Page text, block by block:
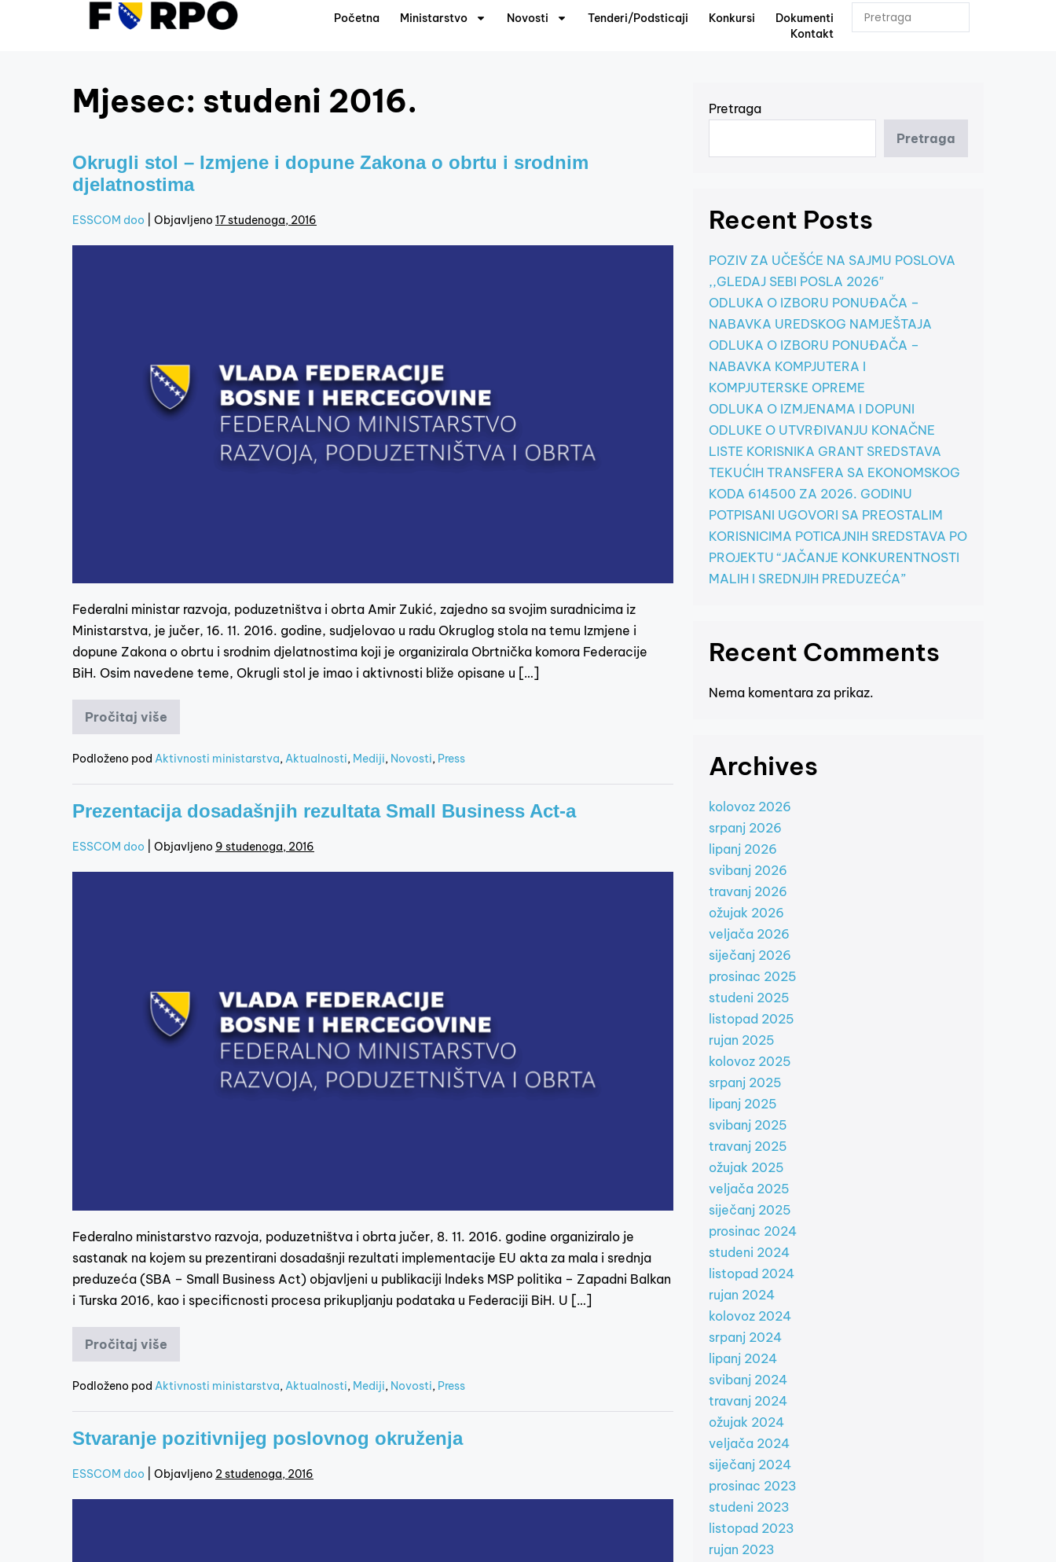
Početna Ministarstvo Novosti Tenderi/Podsticaji Konkursi
Dokumenti
Kontakt
Mjesec: studeni 2016.
Okrugli stol – Izmjene i dopune Zakona o obrtu i srodnim
djelatnostima
ESSCOM doo Objavljeno 17 studenoga, 2016
Federalni ministar razvoja, poduzetništva i obrta Amir Zukić, zajedno sa svojim suradnicima iz
Ministarstva, je jučer, 16. 11. 2016. godine, sudjelovao u radu Okruglog stola na temu Izmjene i
dopune Zakona o obrtu i srodnim djelatnostima koji je organizirala Obrtnička komora Federacije
BiH. Osim navedene teme, Okrugli stol je imao i aktivnosti bliže opisane u […]
Pročitaj više
Podloženo pod Aktivnosti ministarstva,Aktualnosti, Mediji, Novosti, Press
Prezentacija dosadašnjih rezultata Small Business Act-a
ESSCOM doo Objavljeno 9 studenoga, 2016
Federalno ministarstvo razvoja, poduzetništva i obrta jučer, 8. 11. 2016. godine organiziralo je
sastanak na kojem su prezentirani dosadašnji rezultati implementacije EU akta za mala i srednja
preduzeća (SBA – Small Business Act) objavljeni u publikaciji lndeks MSP politika – Zapadni Balkan
i Turska 2016, kao i specificnosti procesa prikupljanju podataka u Federaciji BiH. U […]
Pročitaj više
Podloženo pod Aktivnosti ministarstva, Aktualnosti, Mediji, Novosti, Press
Stvaranje pozitivnijeg poslovnog okruženja
ESSCOM doo Objavljeno 2 studenoga, 2016
Pretraga
Pretraga
Recent Posts
POZIV ZA UČEŠĆE NA SAJMU POSLOVA
,,GLEDAJ SEBI POSLA 2026″
ODLUKA O IZBORU PONUĐAČA –
NABAVKA UREDSKOG NAMJEŠTAJA
ODLUKA O IZBORU PONUĐAČA –
NABAVKA KOMPJUTERA I
KOMPJUTERSKE OPREME
ODLUKA O IZMJENAMA I DOPUNI
ODLUKE O UTVRĐIVANJU KONAČNE
LISTE KORISNIKA GRANT SREDSTAVA
TEKUĆIH TRANSFERA SA EKONOMSKOG
KODA 614500 ZA 2026. GODINU
POTPISANI UGOVORI SA PREOSTALIM
KORISNICIMA POTICAJNIH SREDSTAVA PO
PROJEKTU “JAČANJE KONKURENTNOSTI
MALIH I SREDNJIH PREDUZEĆA”
Recent Comments
Nema komentara za prikaz.
Archives
kolovoz 2026
srpanj 2026
lipanj 2026
svibanj 2026
travanj 2026
ožujak 2026
veljača 2026
siječanj 2026
prosinac 2025
studeni 2025
listopad 2025
rujan 2025
kolovoz 2025
srpanj 2025
lipanj 2025
svibanj 2025
travanj 2025
ožujak 2025
veljača 2025
siječanj 2025
prosinac 2024
studeni 2024
listopad 2024
rujan 2024
kolovoz 2024
srpanj 2024
lipanj 2024
svibanj 2024
travanj 2024
ožujak 2024
veljača 2024
siječanj 2024
prosinac 2023
studeni 2023
listopad 2023
rujan 2023